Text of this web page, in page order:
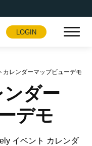
LOGIN
カレンダーマップビューデモ
ダー
デモ
イベント カレンダ